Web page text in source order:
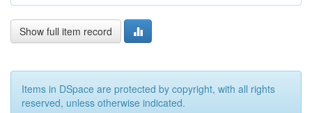
Show full item record
Items in DSpace are protected by copyright, with all rights
reserved, unless otherwise indicated.